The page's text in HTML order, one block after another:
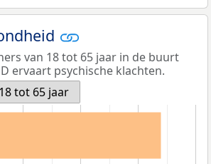
van 18 tot 65 jaar in de buurt
ervaart psychische klachten.
18 tot 65 jaar